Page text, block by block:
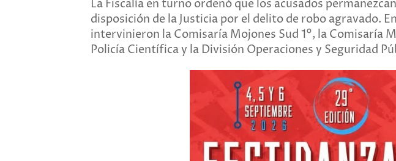
La Fiscalía en turno ordenó que los acusados
disposición de la Justicia por el delito de robo agravado.
intervinieron la Comisaría Mojones Sud 1°, la Comisaría
Policía Científica y la División Operaciones y Seguridad